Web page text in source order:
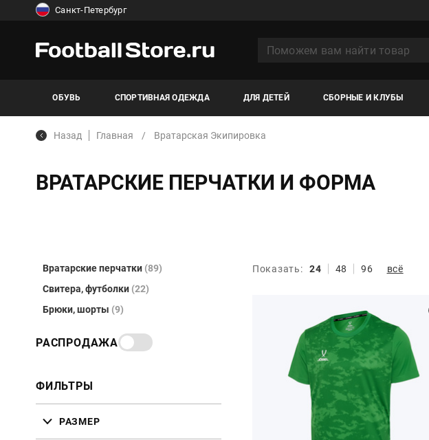
Санкт-Петербург
ОБУВЬ СПОРТИВНАЯ ОДЕЖДА ДЛЯ ДЕТЕЙ СБОРНЫЕ И КЛУБЫ
Назад Главная Вратарская Экипировка
ВРАТАРСКИЕ ПЕРЧАТКИ И ФОРМА
Вратарские перчатки (89)
Свитера, футболки (22)
Брюки, шорты (9)
РАСПРОДАЖА
ФИЛЬТРЫ
РАЗМЕР
Показать: 24 48 96 всё